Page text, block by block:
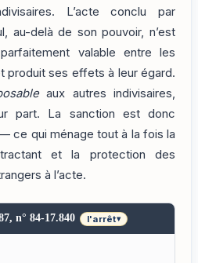
L’acte conclu par
au-delà de son pouvoir, n’est
valable entre les
produit ses effets à leur égard.
aux autres indivisaires,
part. La sanction est donc
ce qui ménage tout à la fois la
et la protection des
à l’acte.
n° 84-17.840 l'arrêt▾